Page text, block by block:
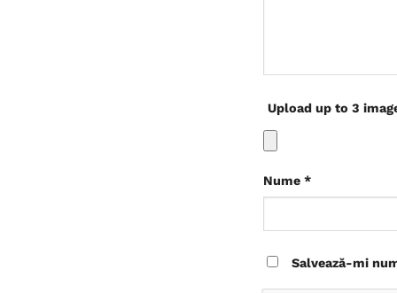
Upload up to 3
Nume *
Salvează-mi